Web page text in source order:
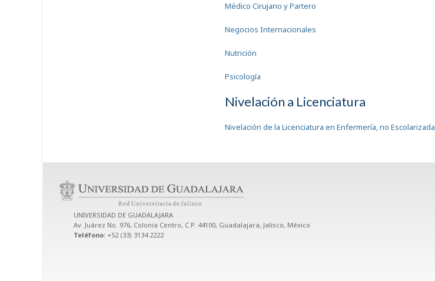
Médico Cirujano y Partero
Negocios Internacionales
Nutrición
Psicología
Nivelación a Licenciatura
Nivelación de la Licenciatura en Enfermería, no Escolarizada
UNIVERSIDAD DE GUADALAJARA
Av. Juárez No. 976, Colonia Centro, C.P. 44100, Guadalajara, Jalisco, México
Teléfono: +52 (33) 3134 2222